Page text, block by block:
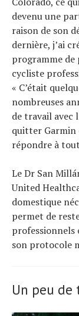
devenu une
raison de son
dernière, j’ai
programme de
cycliste
« C’était
nombreuses
de travail avec
quitter Garmin
répondre à
Le Dr San
United
domestique
permet de
professionnels
son protocole
Un peu de